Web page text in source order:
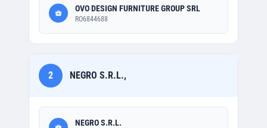
OVO DESIGN FURNITURE GROUP SRL
RO6844688
2 NEGRO S.R.L.,
NEGRO S.R.L.